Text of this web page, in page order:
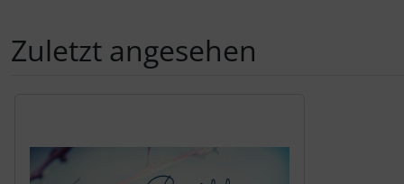
Zuletzt angesehen